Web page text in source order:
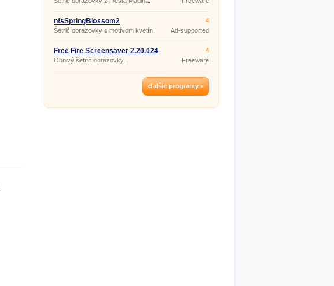
nfsSpringBlossom2
Šetrič obrazovky s motívom kvetín.
4
Ad-supported
Free Fire Screensaver 2.20.024
Ohnivý šetrič obrazovky.
4
Freeware
ďalšie programy »